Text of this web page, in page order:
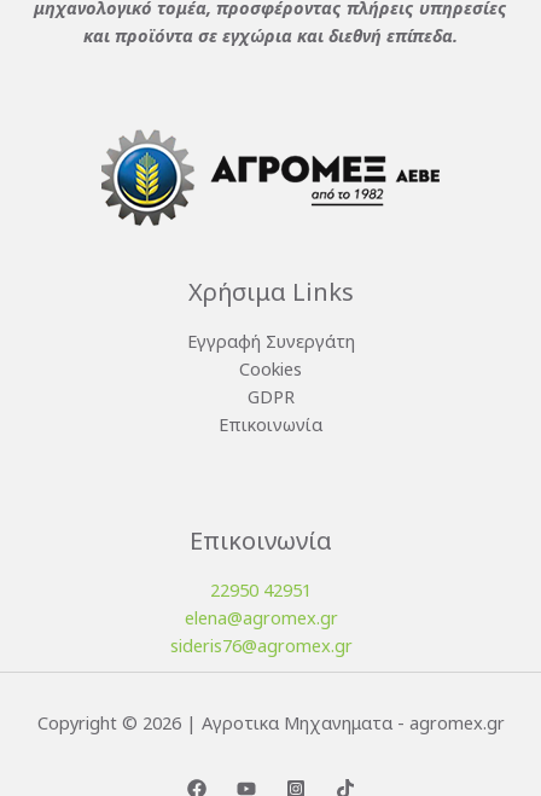
μηχανολογικό τομέα, προσφέροντας πλήρεις υπηρεσίες
και προϊόντα σε εγχώρια και διεθνή επίπεδα.
Χρήσιμα Links
Εγγραφή Συνεργάτη
Cookies
GDPR
Επικοινωνία
Επικοινωνία
22950 42951
elena@agromex.gr
sideris76@agromex.gr
Copyright © 2026 | Αγροτικα Μηχανηματα - agromex.gr